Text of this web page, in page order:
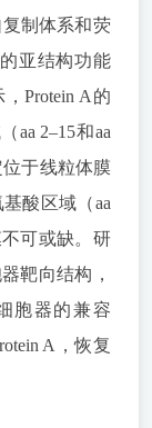
制体系和荧
亚结构功能
Protein A的
aa 2–15和aa
位于线粒体膜
酸区域（aa
可或缺。研
靶向结构，
胞器的兼容
A，恢复